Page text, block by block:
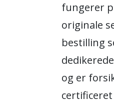
fungerer
originale
bestilling
og er